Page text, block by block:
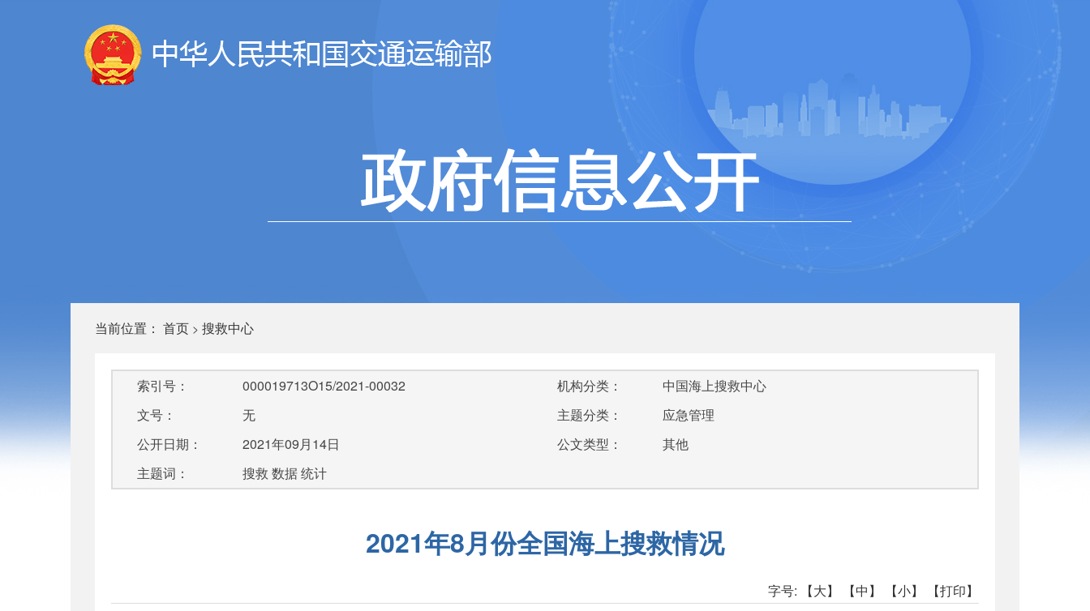
当前位置： 首页 > 搜救中心
索引号：
000019713O15/2021-00032
文号：
无
公开日期：
2021年09月14日
主题词：
搜救 数据 统计
机构分类：
中国海上搜救中心
主题分类：
应急管理
公文类型：
其他
2021年8月份全国海上搜救情况
字号: 【大】 【中】 【小】 【打印】